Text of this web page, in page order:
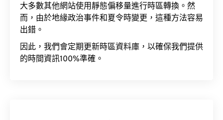
大多數其他網站使用靜態偏移量進行時區轉換。然
而，由於地緣政治事件和夏令時變更，這種方法容易
出錯。
因此，我們會定期更新時區資料庫，以確保我們提供
的時間資訊100%準確。